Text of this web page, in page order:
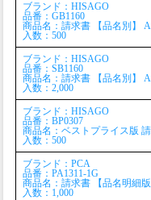
ブランド：HISAGO
品番：GB1160
商品名：請求書 【品名別】
入数：500
ブランド：HISAGO
品番：SB1160
商品名：請求書 【品名別】
入数：2,000
ブランド：HISAGO
品番：BP0307
商品名：ベストプライス版 請
入数：500
ブランド：PCA
品番：PA1311-1G
商品名：請求書 【品名明細版
入数：1,000